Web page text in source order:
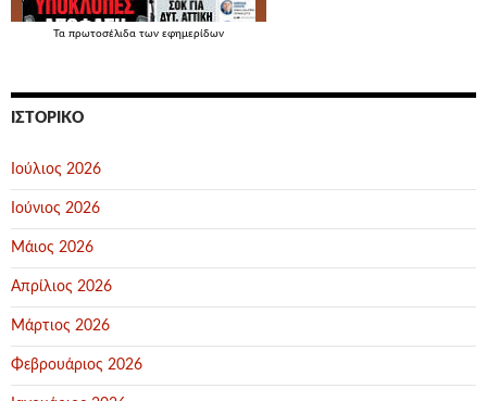
Τα πρωτοσέλιδα των εφημερίδων
ΙΣΤΟΡΙΚΌ
Ιούλιος 2026
Ιούνιος 2026
Μάιος 2026
Απρίλιος 2026
Μάρτιος 2026
Φεβρουάριος 2026